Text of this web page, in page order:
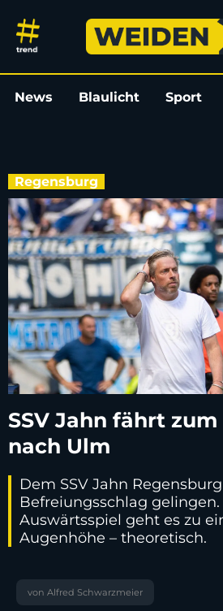
SSV Jahn fährt
News Blaulicht Sport
Regensburg
SSV Jahn fährt
nach Ulm
Dem SSV Jahn
Befreiungsschlag
Auswärtsspiel geht es zu
Augenhöhe – theoretisch.
von Alfred Schwarzmeier